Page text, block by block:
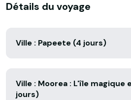
Détails du voyage
Ville : Papeete (4 jours)
Ville : Moorea : L'île
jours)